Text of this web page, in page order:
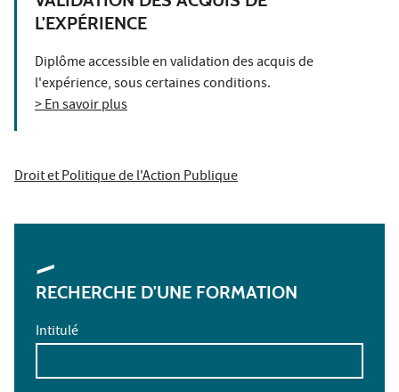
L'EXPÉRIENCE
Diplôme accessible en validation des acquis de
l'expérience, sous certaines conditions.
> En savoir plus
Droit et Politique de l'Action Publique
RECHERCHE D'UNE FORMATION
Intitulé